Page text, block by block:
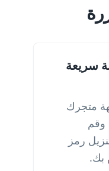
سريعة
متجرك
وقم
رمز
بك.